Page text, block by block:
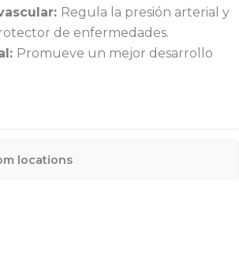
Regula la presión arterial y
de enfermedades.
Promueve un mejor desarrollo
locations